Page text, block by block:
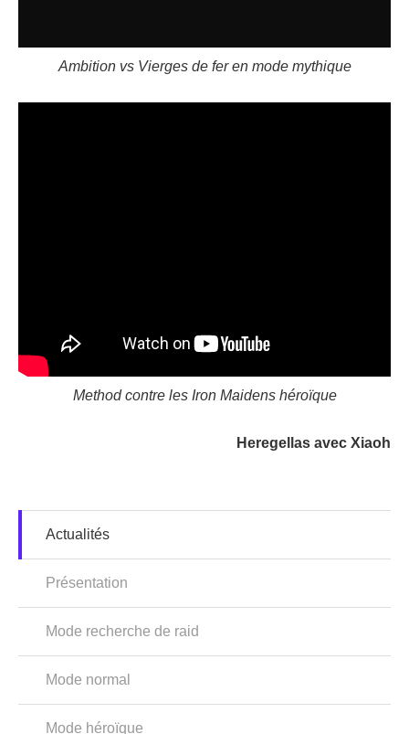
Ambition vs Vierges de fer en mode mythique
Method contre les Iron Maidens héroïque
Heregellas avec Xiaoh
Actualités
Présentation
Mode recherche de raid
Mode normal
Mode héroïque